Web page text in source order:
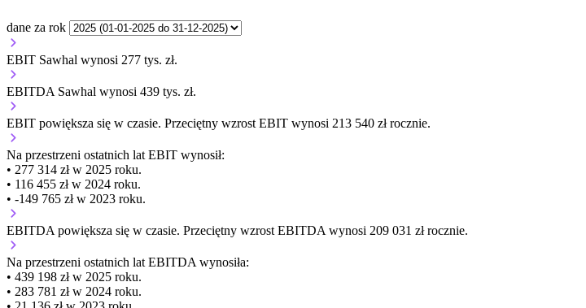
dane za rok
EBIT Sawhal wynosi 277 tys. zł.
EBITDA Sawhal wynosi 439 tys. zł.
EBIT powiększa się w czasie. Przeciętny wzrost EBIT wynosi 213 540 zł rocznie.
Na przestrzeni ostatnich lat EBIT wynosił:
• 277 314 zł w 2025 roku.
• 116 455 zł w 2024 roku.
• -149 765 zł w 2023 roku.
EBITDA powiększa się w czasie. Przeciętny wzrost EBITDA wynosi 209 031 zł rocznie.
Na przestrzeni ostatnich lat EBITDA wynosiła:
• 439 198 zł w 2025 roku.
• 283 781 zł w 2024 roku.